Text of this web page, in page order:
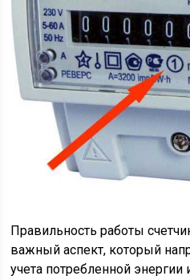
Правильность работы
важный аспект, который
учета потребленной энергии